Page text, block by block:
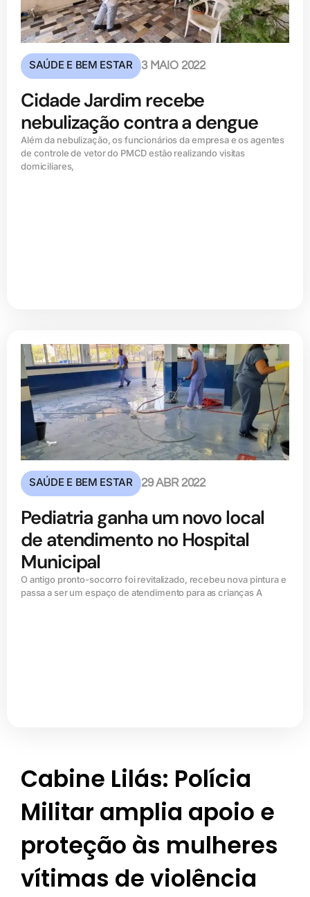
SAÚDE E BEM ESTAR 3 MAIO 2022
Cidade Jardim recebe
nebulização contra a dengue
Além da nebulização, os funcionários da empresa e os agentes
de controle de vetor do PMCD estão realizando visitas
domiciliares,
SAÚDE E BEM ESTAR 29 ABR 2022
Pediatria ganha um novo local
de atendimento no Hospital
Municipal
O antigo pronto-socorro foi revitalizado, recebeu nova pintura e
passa a ser um espaço de atendimento para as crianças A
Cabine Lilás: Polícia
Militar amplia apoio e
proteção às mulheres
vítimas de violência